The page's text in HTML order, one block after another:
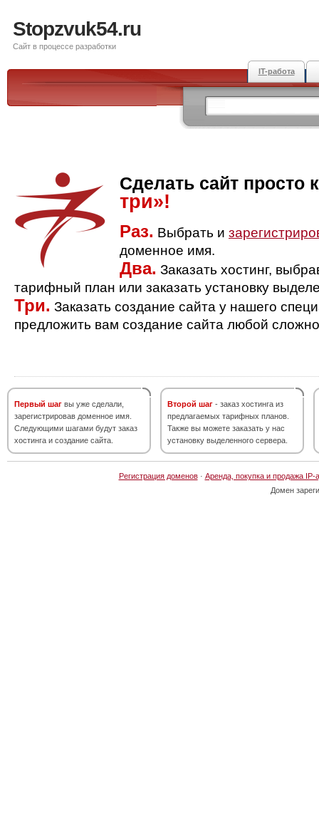
Stopzvuk54.ru
Сайт в процессе разработки
IT-работа
Сделать сайт просто
три»!
Раз. Выбрать и
доменное имя.
Два. Заказать хостинг,
тарифный план или заказать установку
Три. Заказать создание сайта у нашего
предложить вам создание сайта любой
Первый шаг вы уже сделали,
зарегистрировав доменное имя.
Следующими шагами будут заказ
хостинга и создание сайта.
Второй шаг - заказ хостинга из
предлагаемых тарифных планов.
Также вы можете заказать у нас
установку выделенного сервера.
Регистрация доменов· Аренда, покупка и продажа IP-
Домен